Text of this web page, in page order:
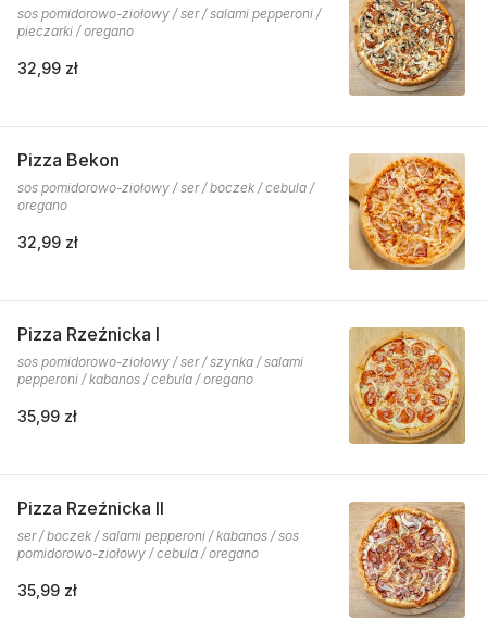
sos pomidorowo-ziołowy / ser / salami pepperoni /
pieczarki / oregano
32,99 zł
Pizza Bekon
sos pomidorowo-ziołowy / ser / boczek / cebula /
oregano
32,99 zł
Pizza Rzeźnicka I
sos pomidorowo-ziołowy / ser / szynka / salami
pepperoni / kabanos / cebula / oregano
35,99 zł
Pizza Rzeźnicka II
ser / boczek / salami pepperoni / kabanos / sos
pomidorowo-ziołowy / cebula / oregano
35,99 zł